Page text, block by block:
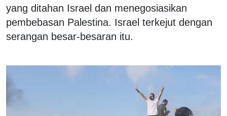
yang ditahan Israel dan menegosiasikan
pembebasan Palestina. Israel terkejut dengan
serangan besar-besaran itu.